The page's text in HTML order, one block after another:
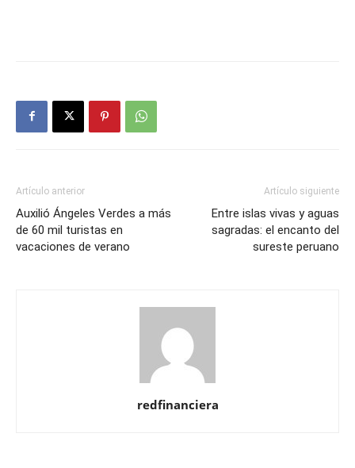
Artículo anterior
Auxilió Ángeles Verdes a más
de 60 mil turistas en
vacaciones de verano
Artículo siguiente
Entre islas vivas y aguas
sagradas: el encanto del
sureste peruano
redfinanciera